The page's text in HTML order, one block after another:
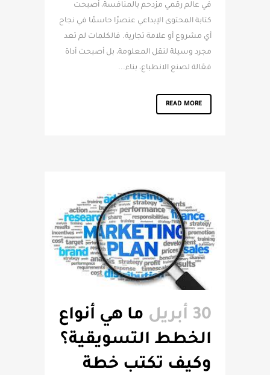
في عالم رقمي مزدحم بالمنافسة، أصبحت
كتابة المحتوى الإبداعي عنصرًا حاسمًا في نجاح
أي مشروع أو علامة تجارية. فالكلمات لم تعد
مجرد وسيلة لنقل المعلومة، بل أصبحت أداة
فعّالة لصنع الانطباع، بناء...
READ MORE
30 أبريل
ما هي أنواع
الخطط التسويقية؟
وكيف تكتب خطة